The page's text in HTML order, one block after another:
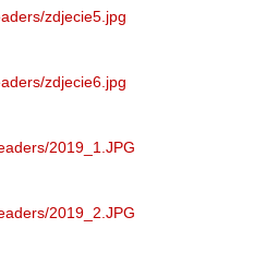
zdjecie5.jpg
zdjecie6.jpg
2019_1.JPG
2019_2.JPG